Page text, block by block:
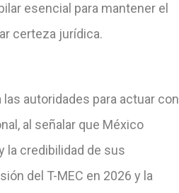
esencial para mantener el
certeza jurídica.
las autoridades para actuar con
al señalar que México
la credibilidad de sus
del T-MEC en 2026 y la